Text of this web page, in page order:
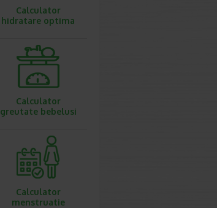
Calculator
hidratare optima
Calculator
greutate bebelusi
Calculator
menstruatie